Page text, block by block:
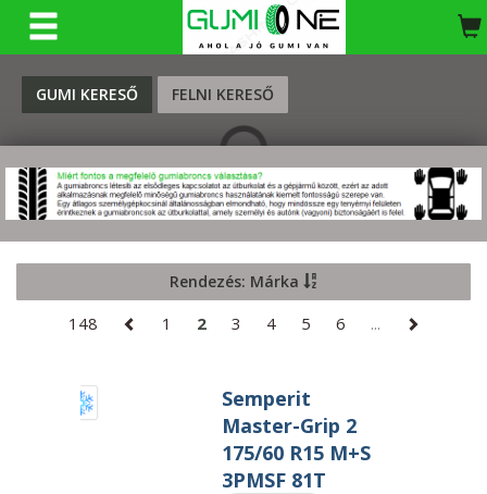
GUMI KERESŐ FELNI KERESŐ
KERESÉS
Rendezés: Márka
148 1 2 3 4 5 6 ...
Semperit
Master-Grip 2
175/60 R15 M+S
3PMSF 81T